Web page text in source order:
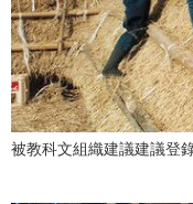
工作勞動
家庭
被教科文組織建議建議登